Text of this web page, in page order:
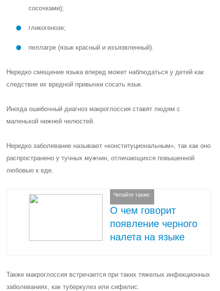
сосочками);
гликогенозе;
пеллагре (язык красный и изъязвленный).
Нередко смещение языка вперед может наблюдаться у детей как
следствие их вредной привычки сосать язык.
Иногда ошибочный диагноз макроглоссия ставят людям с
маленькой нижней челюстей.
Нередко заболевание называют «конституциональным», так как оно
распространено у тучных мужчин, отличающихся повышенной
любовью к еде.
Читайте также:
О чем говорит
появление черного
налета на языке
Также макроглоссия встречается при таких тяжелых инфекционных
заболеваниях, как туберкулез или сифилис.